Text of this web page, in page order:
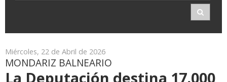
Miércoles, 22 de Abril de 2026
MONDARIZ BALNEARIO
La Deputación destina 17.000